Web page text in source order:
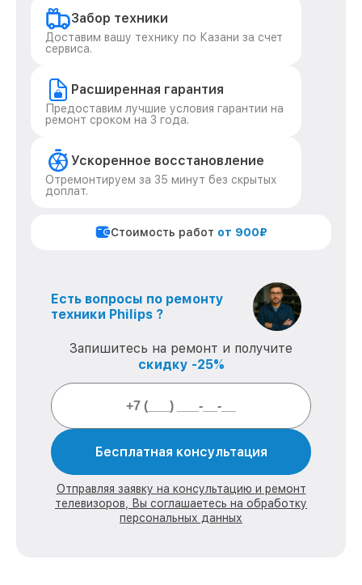
Забор техники
Доставим вашу технику по Казани за счет
сервиса.
Расширенная гарантия
Предоставим лучшие условия гарантии на
ремонт сроком на 3 года.
Ускоренное восстановление
Отремонтируем за 35 минут без скрытых
доплат.
Стоимость работ от 900₽
Есть вопросы по ремонту
техники Philips ?
Запишитесь на ремонт и получите
скидку -25%
Бесплатная консультация
Отправляя заявку на консультацию и ремонт
телевизоров, Вы соглашаетесь на обработку
персональных данных